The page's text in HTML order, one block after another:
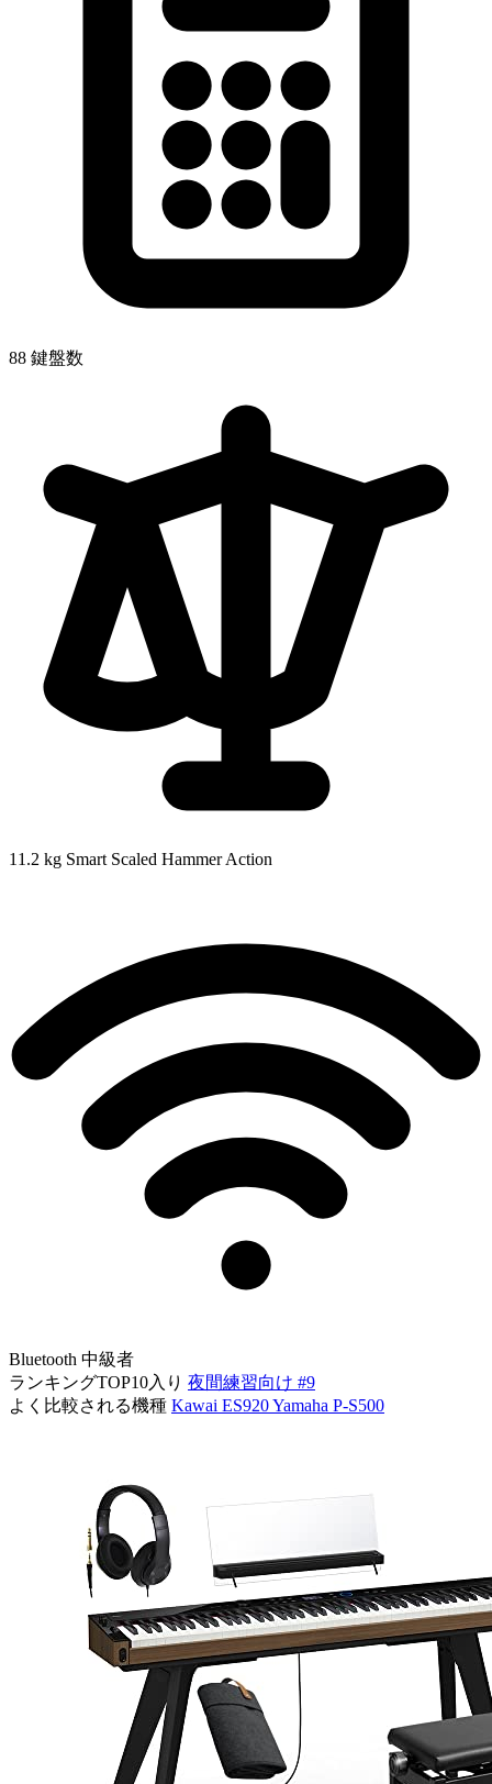
88 鍵盤数
11.2 kg Smart Scaled Hammer Action
Bluetooth 中級者
ランキングTOP10入り 夜間練習向け #9
よく比較される機種 Kawai ES920Yamaha P-S500